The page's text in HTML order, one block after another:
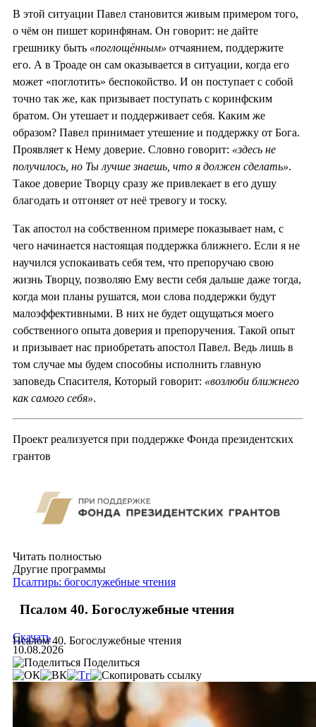
В этой ситуации Павел становится живым примером того,
о чём он пишет коринфянам. Он говорит: не дайте
грешнику быть «поглощённым» отчаянием, поддержите
его. А в Троаде он сам оказывается в ситуации, когда его
может «поглотить» беспокойство. И он поступает с собой
точно так же, как призывает поступать с коринфским
братом. Он утешает и поддерживает себя. Каким же
образом? Павел принимает утешение и поддержку от Бога.
Проявляет к Нему доверие. Словно говорит: «здесь не
получилось, но Ты лучше знаешь, что я должен сделать».
Такое доверие Творцу сразу же привлекает в его душу
благодать и отгоняет от неё тревогу и тоску.
Так апостол на собственном примере показывает нам, с
чего начинается настоящая поддержка ближнего. Если я не
научился успокаивать себя тем, что препоручаю свою
жизнь Творцу, позволяю Ему вести себя дальше даже тогда,
когда мои планы рушатся, мои слова поддержки будут
малоэффективными. В них не будет ощущаться моего
собственного опыта доверия и препоручения. Такой опыт
и призывает нас приобретать апостол Павел. Ведь лишь в
том случае мы будем способны исполнить главную
заповедь Спасителя, Который говорит: «возлюби ближнего
как самого себя».
Проект реализуется при поддержке Фонда президентских
грантов
Читать полностью
Другие программы
Псалтирь: богослужебные чтения
Псалом 40. Богослужебные чтения
Псалом 40. Богослужебные чтения
Скачать
10.08.2026
Поделиться